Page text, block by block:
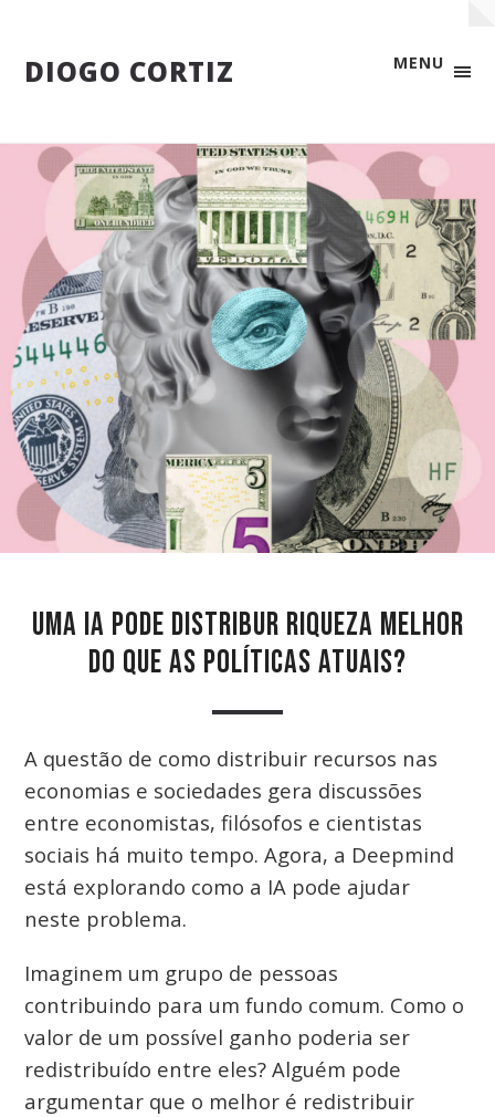
MENU
DIOGO CORTIZ
UMA IA PODE DISTRIBUR RIQUEZA MELHOR
DO QUE AS POLÍTICAS ATUAIS?
A questão de como distribuir recursos nas
economias e sociedades gera discussões
entre economistas, filósofos e cientistas
sociais há muito tempo. Agora, a Deepmind
está explorando como a IA pode ajudar
neste problema.
Imaginem um grupo de pessoas
contribuindo para um fundo comum. Como o
valor de um possível ganho poderia ser
redistribuído entre eles? Alguém pode
argumentar que o melhor é redistribuir